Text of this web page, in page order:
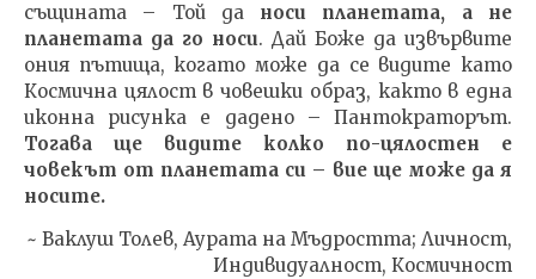
същината – Той да носи планетата, а не
планетата да го носи. Дай Боже да извървите
ония пътища, когато може да се видите като
Космична цялост в човешки образ, както в една
иконна рисунка е дадено – Пантократорът.
Тогава ще видите колко по-цялостен е
човекът от планетата си – вие ще може да я
носите.
~ Ваклуш Толев, Аурата на Мъдростта; Личност,
Индивидуалност, Космичност